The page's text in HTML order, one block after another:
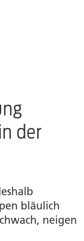
der
bläulich
neigen